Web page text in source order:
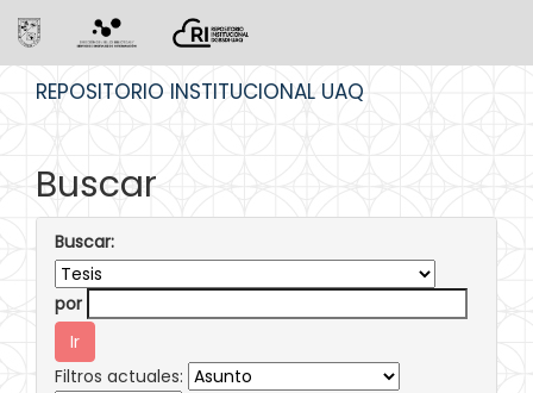
REPOSITORIO INSTITUCIONAL UAQ
Buscar
Buscar:
por
Filtros actuales: